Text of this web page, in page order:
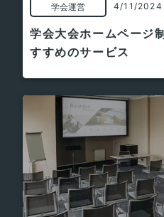
学会運営 4/11/2024
学会大会ホームページ
すすめのサービス